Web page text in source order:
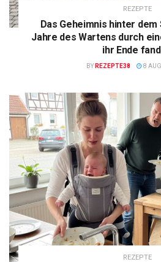
REZEPTE
Das Geheimnis hinter dem
Jahre des Wartens durch
ihr Ende
BY REZEPTE38 8
REZEPTE